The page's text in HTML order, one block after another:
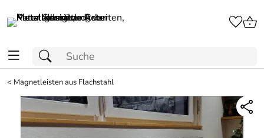
< Magnetleisten aus Flachstahl